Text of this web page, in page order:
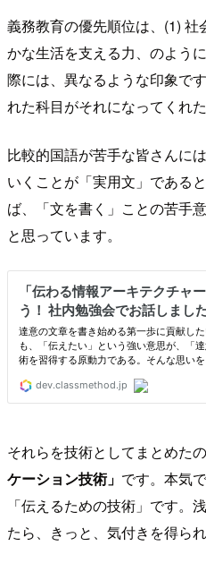
義務教育の優先順位は、(1) 社
かな生活を支える力、のよう
際には、異なるような印象で
れた科目がそれになってくれ
比較的国語が苦手な皆さんに
いくことが「実用文」である
ば、「文を書く」ことの苦手
と思っています。
それらを技術としてまとめたの
ケーション技術」 です。本気
「伝えるための技術」です。
たら、きっと、気付きを得ら